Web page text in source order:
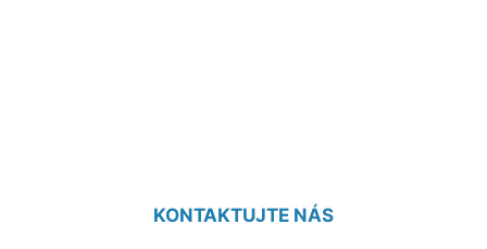
KONTAKTUJTE NÁS